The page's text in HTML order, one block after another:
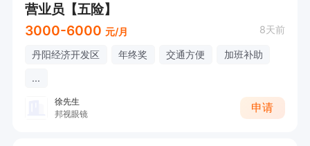
营业员【五险】
3000-6000 元/月 8天前
丹阳经济开发区 年终奖 交通方便
加班补助
...
徐先生
邦视眼镜
申请